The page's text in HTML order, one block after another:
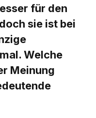
für den
sie ist bei
Welche
Meinung